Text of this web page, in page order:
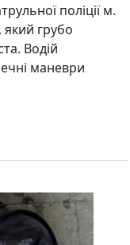
поліції м.
грубо
Водій
маневри